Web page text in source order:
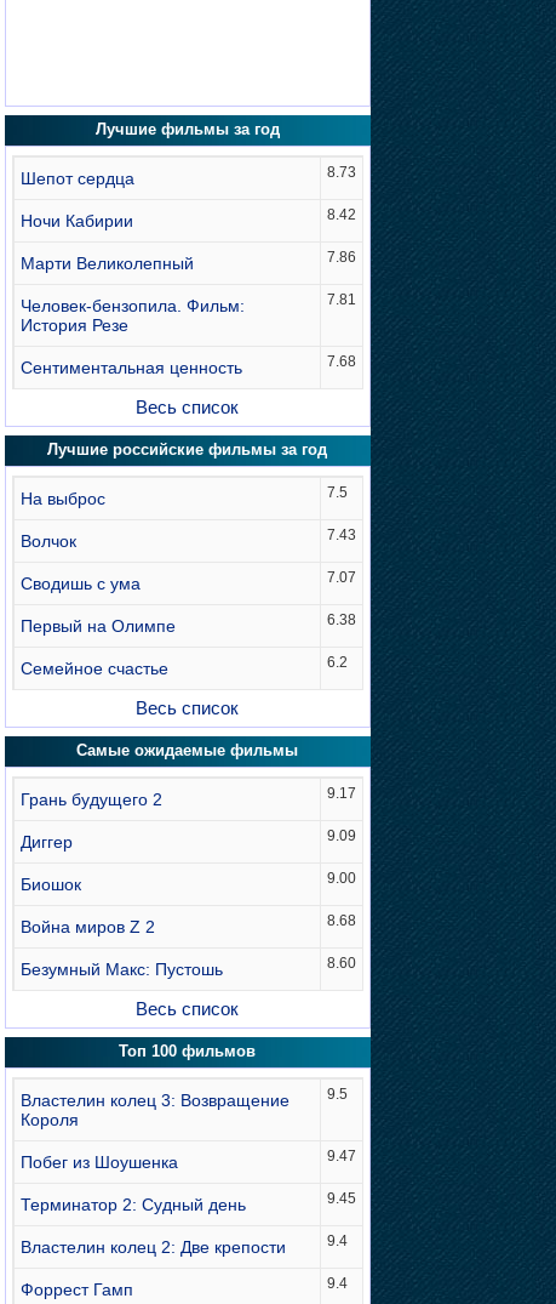
Лучшие фильмы за год
Шепот сердца 8.73
Ночи Кабирии 8.42
Марти Великолепный 7.86
Человек-бензопила. Фильм:
История Резе
7.81
Сентиментальная ценность 7.68
Весь список
Лучшие российские фильмы за год
На выброс 7.5
Волчок 7.43
Сводишь с ума 7.07
Первый на Олимпе 6.38
Семейное счастье 6.2
Весь список
Самые ожидаемые фильмы
Грань будущего 2 9.17
Диггер 9.09
Биошок 9.00
Война миров Z 2 8.68
Безумный Макс: Пустошь 8.60
Весь список
Топ 100 фильмов
Властелин колец 3: Возвращение
Короля
9.5
Побег из Шоушенка 9.47
Терминатор 2: Судный день 9.45
Властелин колец 2: Две крепости 9.4
Форрест Гамп 9.4